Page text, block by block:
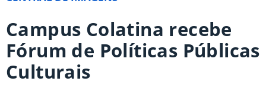
Campus Colatina recebe
Fórum de Políticas Públicas
Culturais